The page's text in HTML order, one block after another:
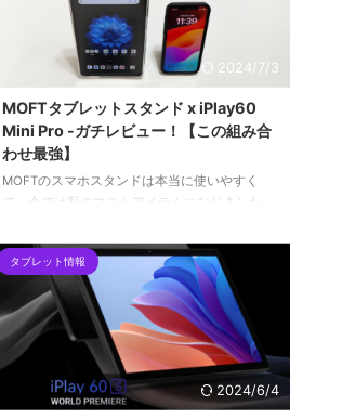
2024/7/3
MOFTタブレットスタンド x iPlay60
Mini Pro -ガチレビュー！【この組み合
わせ最強】
MOFTのスマホスタンドは本当に使いやすく
て、今では私のマストアイテムになりました。
MOFTの使い勝手が追加されたら最強なので
は！？と思い、さっそく試してみました。
タブレット情報
2024/6/4